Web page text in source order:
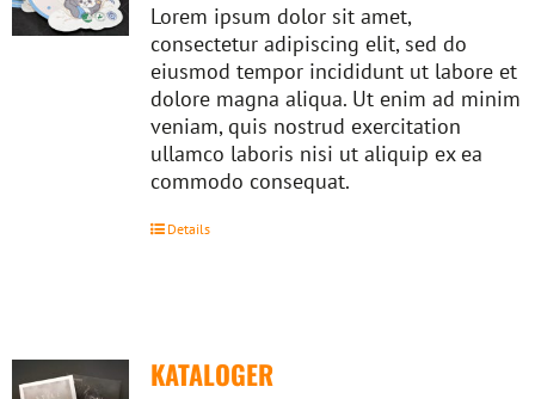
Lorem ipsum dolor sit amet,
consectetur adipiscing elit, sed do
eiusmod tempor incididunt ut labore et
dolore magna aliqua. Ut enim ad minim
veniam, quis nostrud exercitation
ullamco laboris nisi ut aliquip ex ea
commodo consequat.
Details
KATALOGER